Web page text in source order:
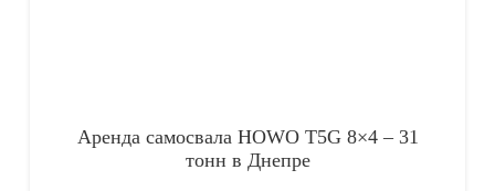
Аренда самосвала HOWO T5G 8×4 – 31
тонн в Днепре